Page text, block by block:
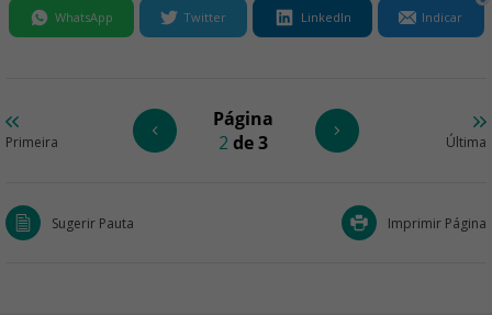
WhatsApp Twitter LinkedIn Indicar
Primeira
Página
2 de 3 Última
Sugerir Pauta Imprimir Página